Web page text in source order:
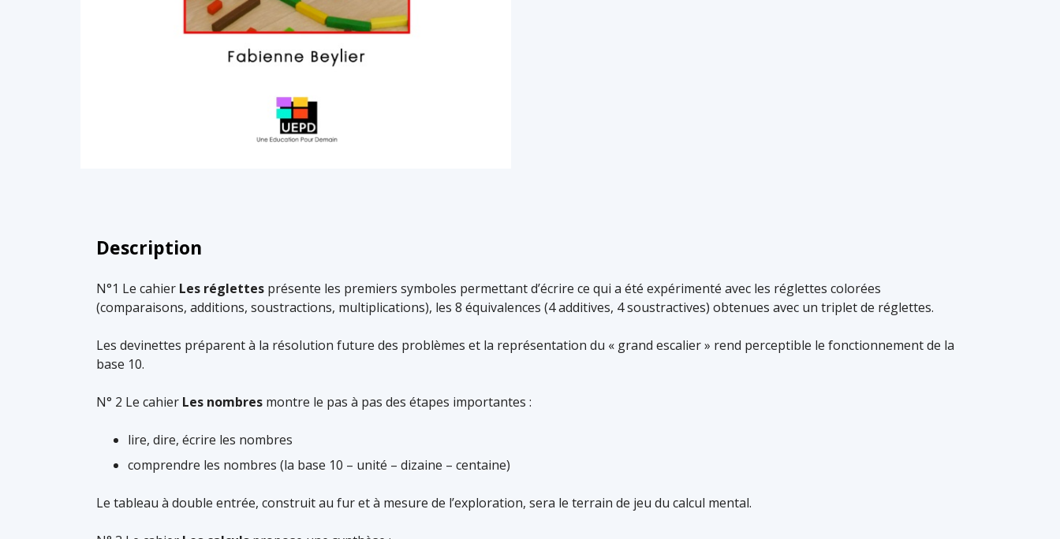
Description
N°1 Le cahier Les réglettes présente les premiers symboles permettant d’écrire ce qui a été expérimenté avec les réglettes colorées
(comparaisons, additions, soustractions, multiplications), les 8 équivalences (4 additives, 4 soustractives) obtenues avec un triplet de réglettes.
Les devinettes préparent à la résolution future des problèmes et la représentation du « grand escalier » rend perceptible le fonctionnement de la
base 10.
N° 2 Le cahier Les nombres montre le pas à pas des étapes importantes :
lire, dire, écrire les nombres
comprendre les nombres (la base 10 – unité – dizaine – centaine)
Le tableau à double entrée, construit au fur et à mesure de l’exploration, sera le terrain de jeu du calcul mental.